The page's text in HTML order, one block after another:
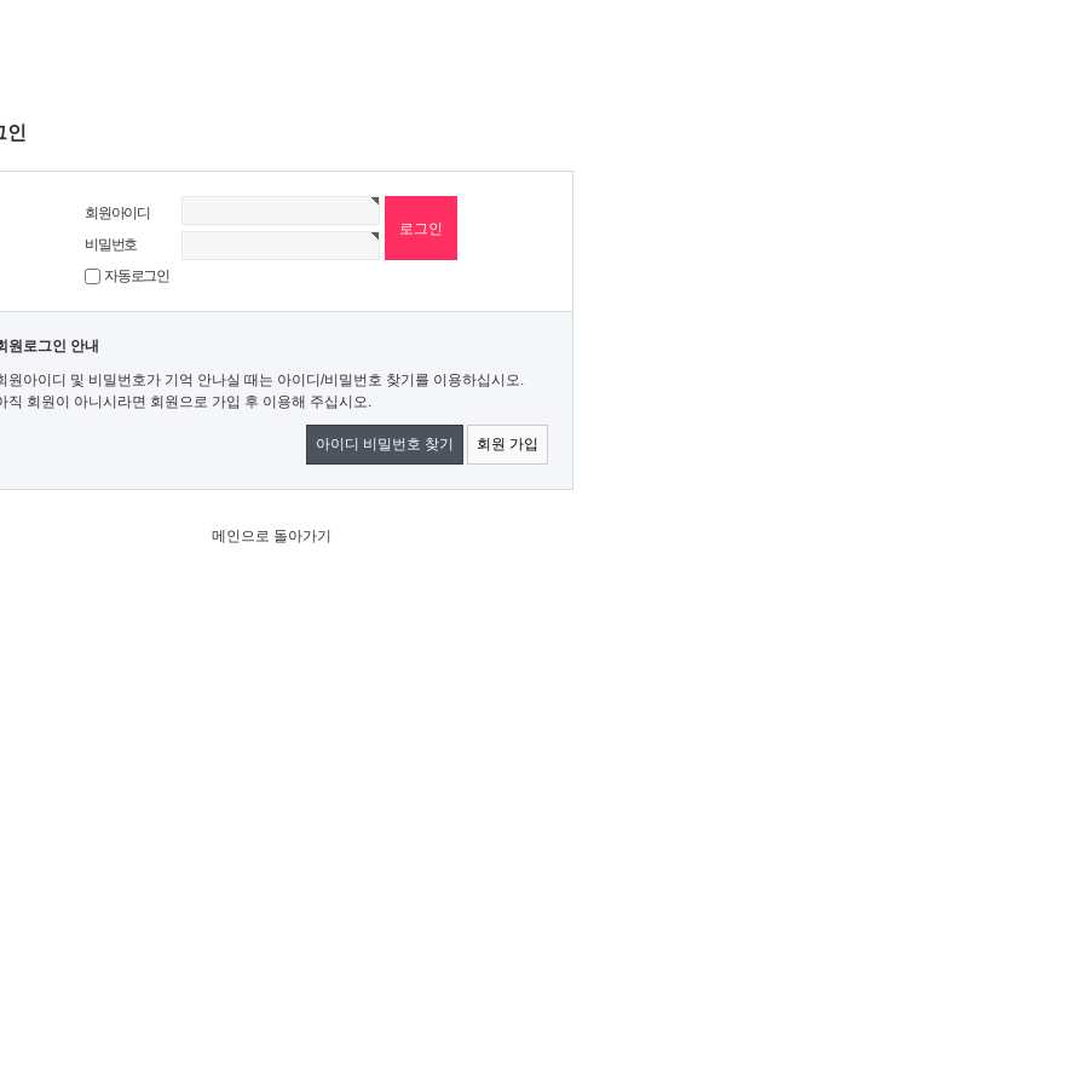
인
회원아이디
비밀번호
자동로그인
원로그인 안내
원아이디 및 비밀번호가 기억 안나실 때는 아이디/비밀번호 찾기를 이용하십시오.
직 회원이 아니시라면 회원으로 가입 후 이용해 주십시오.
아이디 비밀번호 찾기 회원 가입
메인으로 돌아가기